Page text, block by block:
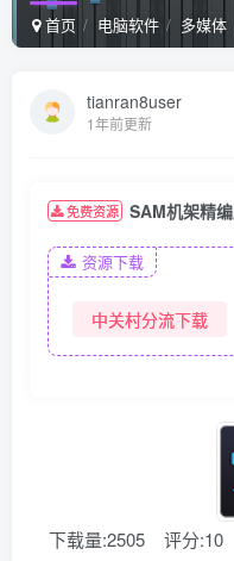
首页 电脑软件 多媒体
tianran8user
1年前更新
免费资源 SAM机架精
资源下载
中关村分流下载
下载量:2505 评分:10